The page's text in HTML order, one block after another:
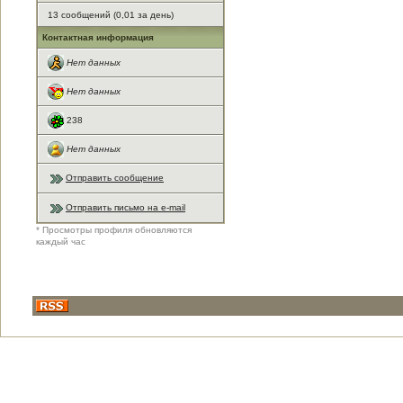
13 сообщений (0,01 за день)
Контактная информация
Нет данных
Нет данных
238
Нет данных
Отправить сообщение
Отправить письмо на e-mail
* Просмотры профиля обновляются
каждый час